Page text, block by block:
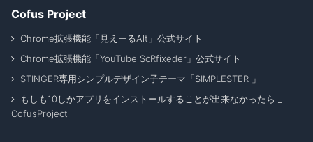
Cofus Project
Chrome拡張機能「見えーるAlt」公式サイト
Chrome拡張機能「YouTube ScRfixeder」公式サイト
STINGER専用シンプルデザイン子テーマ「SIMPLESTER 」
もしも10しかアプリをインストールすることが出来なかったら _
CofusProject